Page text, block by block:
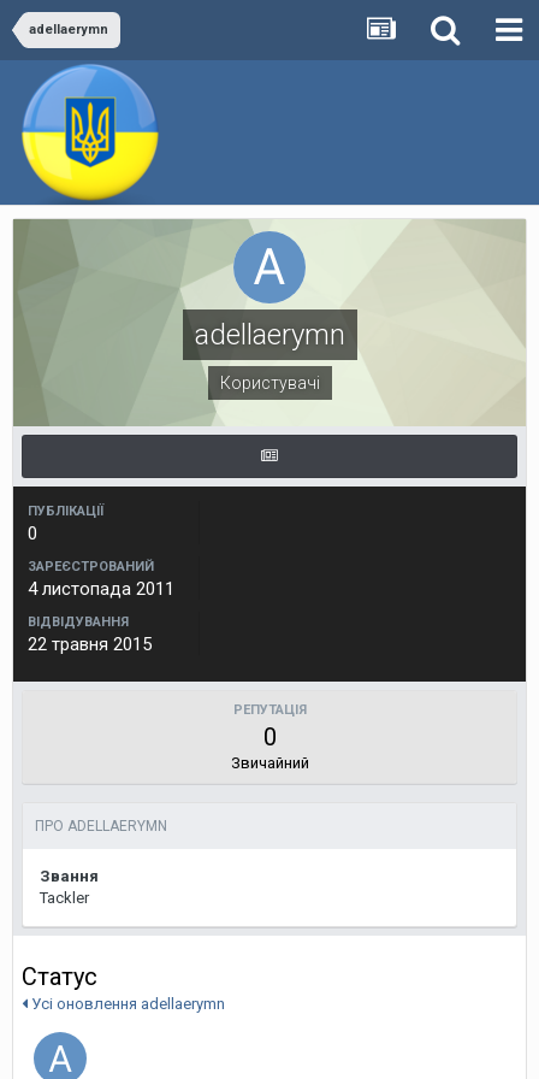
adellaerymn
adellaerymn
Користувачі
ПУБЛІКАЦІЇ
0
ЗАРЕЄСТРОВАНИЙ
4 листопада 2011
ВІДВІДУВАННЯ
22 травня 2015
РЕПУТАЦІЯ
0
Звичайний
ПРО ADELLAERYMN
Звання
Tackler
Статус
Усі оновлення adellaerymn